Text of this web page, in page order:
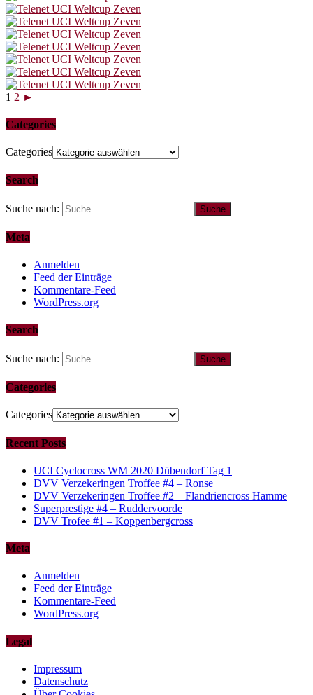
1 2 ►
Categories
Categories
Search
Suche nach:
Meta
Anmelden
Feed der Einträge
Kommentare-Feed
WordPress.org
Search
Suche nach:
Categories
Categories
Recent Posts
UCI Cyclocross WM 2020 Dübendorf Tag 1
DVV Verzekeringen Troffee #4 – Ronse
DVV Verzekeringen Troffee #2 – Flandriencross Hamme
Superprestige #4 – Ruddervoorde
DVV Trofee #1 – Koppenbergcross
Meta
Anmelden
Feed der Einträge
Kommentare-Feed
WordPress.org
Legal
Impressum
Datenschutz